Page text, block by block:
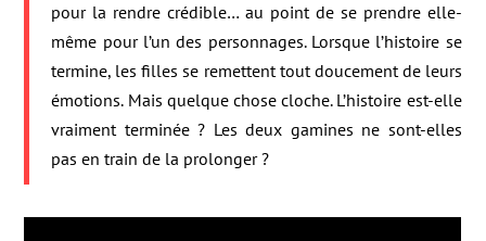
pour la rendre crédible… au point de se prendre elle-
même pour l’un des personnages. Lorsque l’histoire se
termine, les filles se remettent tout doucement de leurs
émotions. Mais quelque chose cloche. L’histoire est-elle
vraiment terminée ? Les deux gamines ne sont-elles
pas en train de la prolonger ?